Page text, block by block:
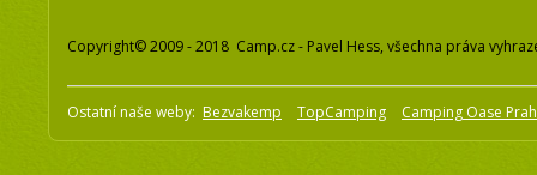
Copyright© 2009 - 2018 Camp.cz - Pavel Hess, všechna práva
Ostatní naše weby: Bezvakemp TopCamping Camping Oase